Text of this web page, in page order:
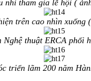
nhi tham gia lễ hội (
trên cao nhìn xuống
Nghệ thuật ERCA
triển lãm 200 năm